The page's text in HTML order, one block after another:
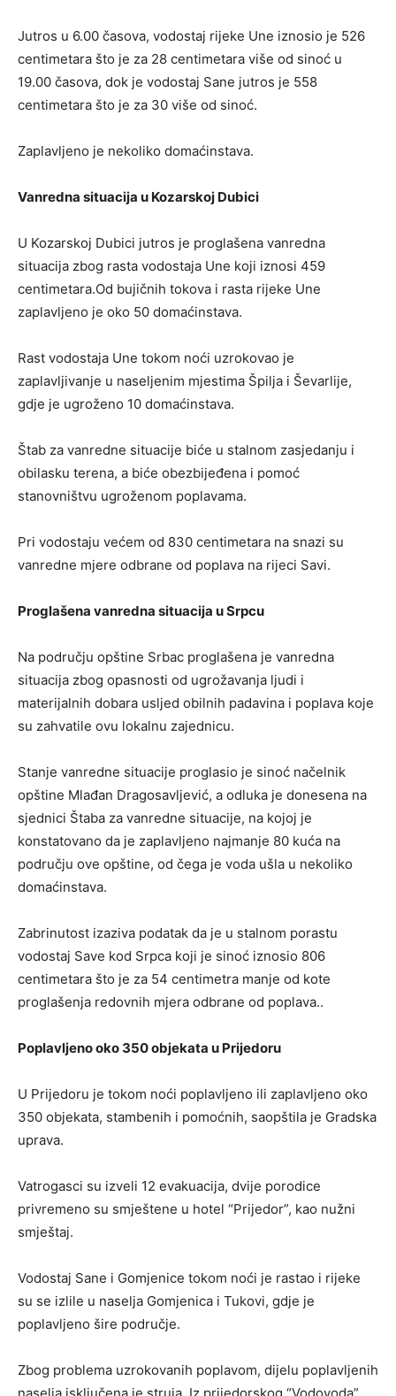
Jutros u 6.00 časova, vodostaj rijeke Une iznosio je 526
centimetara što je za 28 centimetara više od sinoć u
19.00 časova, dok je vodostaj Sane jutros je 558
centimetara što je za 30 više od sinoć.
Zaplavljeno je nekoliko domaćinstava.
Vanredna situacija u Kozarskoj Dubici
U Kozarskoj Dubici jutros je proglašena vanredna
situacija zbog rasta vodostaja Une koji iznosi 459
centimetara.Od bujičnih tokova i rasta rijeke Une
zaplavljeno je oko 50 domaćinstava.
Rast vodostaja Une tokom noći uzrokovao je
zaplavljivanje u naseljenim mjestima Špilja i Ševarlije,
gdje je ugroženo 10 domaćinstava.
Štab za vanredne situacije biće u stalnom zasjedanju i
obilasku terena, a biće obezbijeđena i pomoć
stanovništvu ugroženom poplavama.
Pri vodostaju većem od 830 centimetara na snazi su
vanredne mjere odbrane od poplava na rijeci Savi.
Proglašena vanredna situacija u Srpcu
Na području opštine Srbac proglašena je vanredna
situacija zbog opasnosti od ugrožavanja ljudi i
materijalnih dobara usljed obilnih padavina i poplava koje
su zahvatile ovu lokalnu zajednicu.
Stanje vanredne situacije proglasio je sinoć načelnik
opštine Mlađan Dragosavljević, a odluka je donesena na
sjednici Štaba za vanredne situacije, na kojoj je
konstatovano da je zaplavljeno najmanje 80 kuća na
području ove opštine, od čega je voda ušla u nekoliko
domaćinstava.
Zabrinutost izaziva podatak da je u stalnom porastu
vodostaj Save kod Srpca koji je sinoć iznosio 806
centimetara što je za 54 centimetra manje od kote
proglašenja redovnih mjera odbrane od poplava..
Poplavljeno oko 350 objekata u Prijedoru
U Prijedoru je tokom noći poplavljeno ili zaplavljeno oko
350 objekata, stambenih i pomoćnih, saopštila je Gradska
uprava.
Vatrogasci su izveli 12 evakuacija, dvije porodice
privremeno su smještene u hotel “Prijedor”, kao nužni
smještaj.
Vodostaj Sane i Gomjenice tokom noći je rastao i rijeke
su se izlile u naselja Gomjenica i Tukovi, gdje je
poplavljeno šire područje.
Zbog problema uzrokovanih poplavom, dijelu poplavljenih